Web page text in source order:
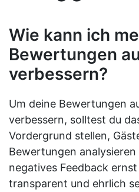
Wie kann ich
Bewertungen
verbessern?
Um deine Bewertungen
verbessern, solltest du
Vordergrund stellen,
Bewertungen
negatives Feedback
transparent und ehrlich